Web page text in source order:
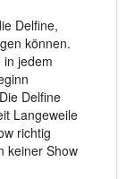
Delfine,
können.
in jedem
Delfine
Langeweile
richtig
keiner Show